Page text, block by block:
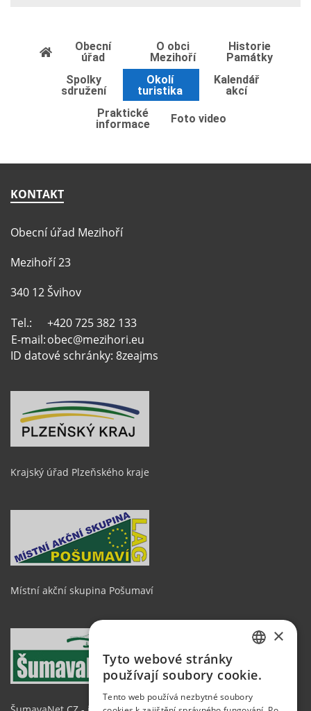
Obecní
úřad
O obci
Mezihoří
Historie
Památky
Spolky
sdružení
Okolí
turistika
Kalendář
akcí
Praktické
informace
Foto video
KONTAKT
Obecní úřad Mezihoří
Mezihoří 23
340 12 Švihov
Tel.:
+420 725 382 133
E-mail:obec@mezihori.eu
ID datové schránky: 8zeajms
Krajský úřad Plzeňského kraje
Místní akční skupina Pošumaví
×
Tyto webové stránky
používají soubory cookie.
Tento web používá nezbytné soubory